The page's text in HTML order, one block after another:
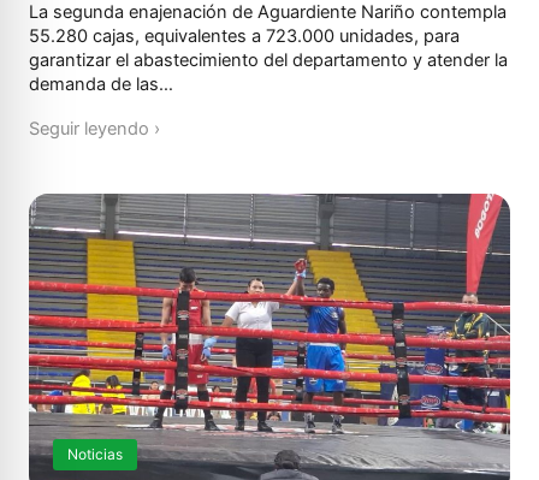
La segunda enajenación de Aguardiente Nariño contempla
55.280 cajas, equivalentes a 723.000 unidades, para
garantizar el abastecimiento del departamento y atender la
demanda de las…
Seguir leyendo ›
Noticias